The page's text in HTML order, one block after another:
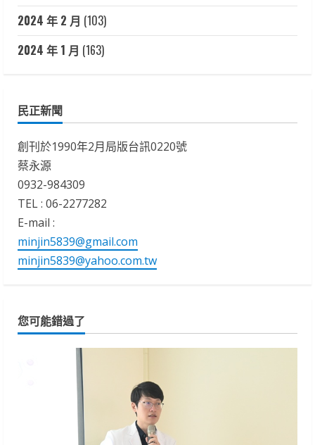
2024 年 2 月 (103)
2024 年 1 月 (163)
民正新聞
創刊於1990年2月局版台訊0220號
蔡永源
0932-984309
TEL : 06-2277282
E-mail :
minjin5839@gmail.com
minjin5839@yahoo.com.tw
您可能錯過了